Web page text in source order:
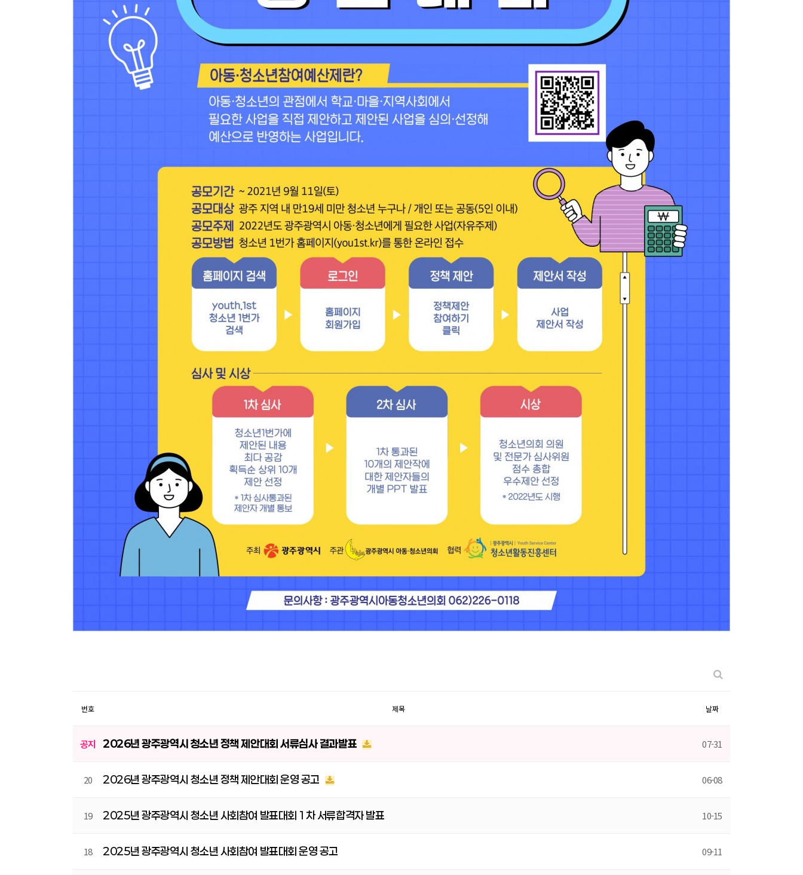
번호 제목 날짜
공지 2026년 광주광역시 청소년 정책 제안대회 서류심사 결과발표 07-31
20 2026년 광주광역시 청소년 정책 제안대회 운영 공고 06-08
19 2025년 광주광역시 청소년 사회참여 발표대회 1차 서류합격자 발표 10-15
18 2025년 광주광역시 청소년 사회참여 발표대회 운영 공고 09-11